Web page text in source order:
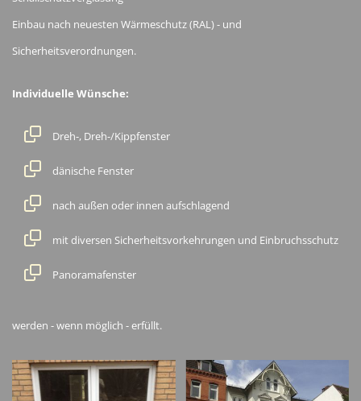
Einbau nach neuesten Wärmeschutz (RAL) - und
Sicherheitsverordnungen.
Individuelle Wünsche:
Dreh-, Dreh-/Kippfenster
dänische Fenster
nach außen oder innen aufschlagend
mit diversen Sicherheitsvorkehrungen und Einbruchsschutz
Panoramafenster
werden - wenn möglich - erfüllt.